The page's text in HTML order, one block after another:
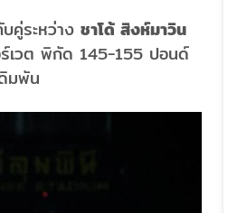
คู่ระหว่าง ชาโด้ สิงห์มาวิน
ร์เวต พิกัด 145-155 ปอนด์
มพัน